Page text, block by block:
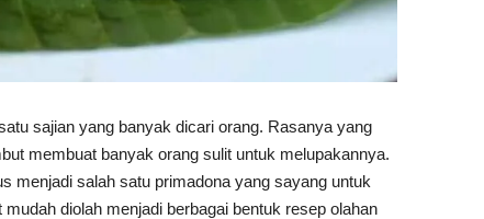
sajian yang banyak dicari orang. Rasanya yang
membuat banyak orang sulit untuk melupakannya.
menjadi salah satu primadona yang sayang untuk
diolah menjadi berbagai bentuk resep olahan